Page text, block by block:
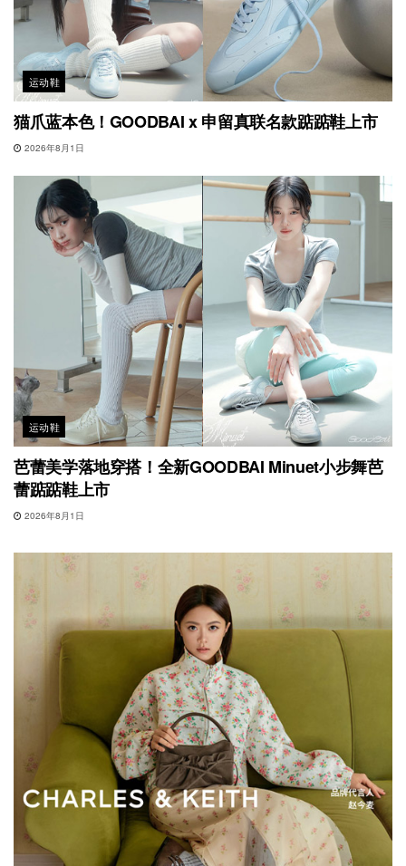
运动鞋
猫爪蓝本色！GOODBAI x 申留真联名款踮踮鞋上市
2026年8月1日
运动鞋
芭蕾美学落地穿搭！全新GOODBAI Minuet小步舞芭
蕾踮踮鞋上市
2026年8月1日